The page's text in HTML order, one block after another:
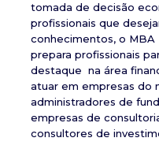
tomada de decisão
profissionais que
conhecimentos, o MBA
prepara profissionais
destaque na área
atuar em empresas do
administradores de
empresas de
consultores de